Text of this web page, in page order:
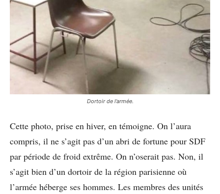
Dortoir de l’armée.
Cette photo, prise en hiver, en témoigne. On l’aura
compris, il ne s’agit pas d’un abri de fortune pour SDF
par période de froid extrême. On n’oserait pas. Non, il
s’agit bien d’un dortoir de la région parisienne où
l’armée héberge ses hommes. Les membres des unités